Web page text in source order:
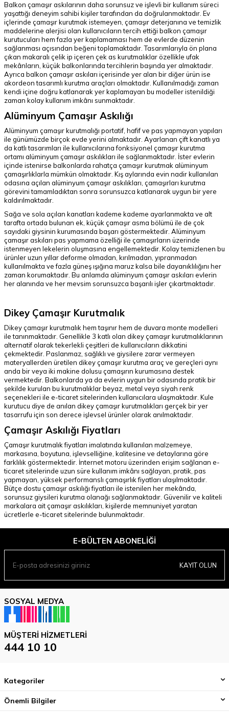
Balkon çamaşır askılarının daha sorunsuz ve işlevli bir kullanım süreci
yaşattığı deneyim sahibi kişiler tarafından da doğrulanmaktadır. Ev
içlerinde çamaşır kurutmak istemeyen, çamaşır deterjanına ve temizlik
maddelerine alerjisi olan kullanıcıların tercih ettiği balkon çamaşır
kurutucuları hem fazla yer kaplamaması hem de evlerde düzenin
sağlanması açısından beğeni toplamaktadır. Tasarımlarıyla ön plana
çıkan makaralı çelik ip içeren çek as kurutmalıklar özellikle ufak
mekânların, küçük balkonlarında tercihlerin başında yer almaktadır.
Ayrıca balkon çamaşır askıları içerisinde yer alan bir diğer ürün ise
akordeon tasarımlı kurutma araçları olmaktadır. Kullanılmadığı zaman
kendi içine doğru katlanarak yer kaplamayan bu modeller istenildiği
zaman kolay kullanım imkânı sunmaktadır.
Alüminyum Çamaşır Askılığı
Alüminyum çamaşır kurutmalığı portatif, hafif ve pas yapmayan yapıları
ile günümüzde birçok evde yerini almaktadır. Ayarlanan çift kanatlı ya
da katlı tasarımları ile kullanıcılarına fonksiyonel çamaşır kurutma
ortamı alüminyum çamaşır askılıkları ile sağlanmaktadır. İster evlerin
içinde istenirse balkonlarda rahatça çamaşır kurutmak alüminyum
çamaşırlıklarla mümkün olmaktadır. Kış aylarında evin nadir kullanılan
odasına açılan alüminyum çamaşır askılıkları, çamaşırları kurutma
görevini tamamladıktan sonra sorunsuzca katlanarak uygun bir yere
kaldırılmaktadır.
Sağa ve sola açılan kanatları kademe kademe ayarlanmakta ve alt
tarafta ortada bulunan ek, küçük çamaşır asma bölümü ile de çok
sayıdaki giysinin kurumasında başarı göstermektedir. Alüminyum
çamaşır askıları pas yapmama özelliği ile çamaşırların üzerinde
istenmeyen lekelerin oluşmasına engellemektedir. Kolay temizlenen bu
ürünler uzun yıllar deforme olmadan, kırılmadan, yıpranmadan
kullanılmakta ve fazla güneş ışığına maruz kalsa bile dayanıklılığını her
zaman korumaktadır. Bu anlamda alüminyum çamaşır askıları evlerin
her alanında ve her mevsim sorunsuzca başarılı işler çıkartmaktadır.
Dikey Çamaşır Kurutmalık
Dikey çamaşır kurutmalık hem taşınır hem de duvara monte modelleri
ile tanınmaktadır. Genellikle 3 katlı olan dikey çamaşır kurutmalıklarının
alternatif olarak tekerlekli çeşitleri de kullanıcıların dikkatini
çekmektedir. Paslanmaz, sağlıklı ve giysilere zarar vermeyen
materyallerden üretilen dikey çamaşır kurutma araç ve gereçleri aynı
anda bir veya iki makine dolusu çamaşırın kurumasına destek
vermektedir. Balkonlarda ya da evlerin uygun bir odasında pratik bir
şekilde kurulan bu kurutmalıklar beyaz, metal veya siyah renk
seçenekleri ile e-ticaret sitelerinden kullanıcılara ulaşmaktadır. Kule
kurutucu diye de anılan dikey çamaşır kurutmalıkları gerçek bir yer
tasarrufu için son derece işlevsel ürünler olarak anılmaktadır.
Çamaşır Askılığı Fiyatları
Çamaşır kurutmalık fiyatları imalatında kullanılan malzemeye,
markasına, boyutuna, işlevselliğine, kalitesine ve detaylarına göre
farklılık göstermektedir. İnternet motoru üzerinden erişim sağlanan e-
ticaret sitelerinde uzun süre kullanım imkânı sağlayan, pratik, pas
yapmayan, yüksek performanslı çamaşırlık fiyatları ulaşılmaktadır.
Bütçe dostu çamaşır askılığı fiyatları ile istenilen her mekânda,
sorunsuz giysileri kurutma olanağı sağlanmaktadır. Güvenilir ve kaliteli
markalara ait çamaşır askılıkları, kişilerde memnuniyet yaratan
ücretlerle e-ticaret sitelerinde bulunmaktadır.
E-BÜLTEN ABONELIĞI
KAYIT OLUN
SOSYAL MEDYA
MÜŞTERI HIZMETLERI
444 10 10
Kategoriler
Önemli Bilgiler